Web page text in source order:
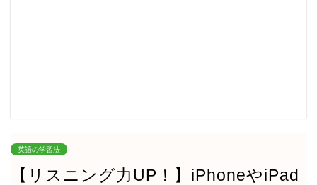
英語の学習法
【リスニング力UP！】iPhoneやiPad